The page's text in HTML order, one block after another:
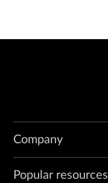
Company
Popular resources